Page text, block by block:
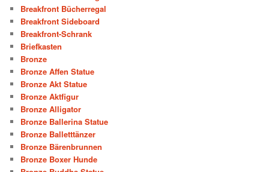
Breakfront Bücherregal
Breakfront Sideboard
Breakfront-Schrank
Briefkasten
Bronze
Bronze Affen Statue
Bronze Akt Statue
Bronze Aktfigur
Bronze Alligator
Bronze Ballerina Statue
Bronze Balletttänzer
Bronze Bärenbrunnen
Bronze Boxer Hunde